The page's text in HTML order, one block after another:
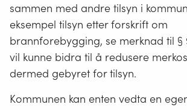
sammen med andre tilsyn i
eksempel tilsyn etter forskrift om
brannforebygging, se merknad til §
vil kunne bidra til å redusere
dermed gebyret for tilsyn.
Kommunen kan enten vedta en